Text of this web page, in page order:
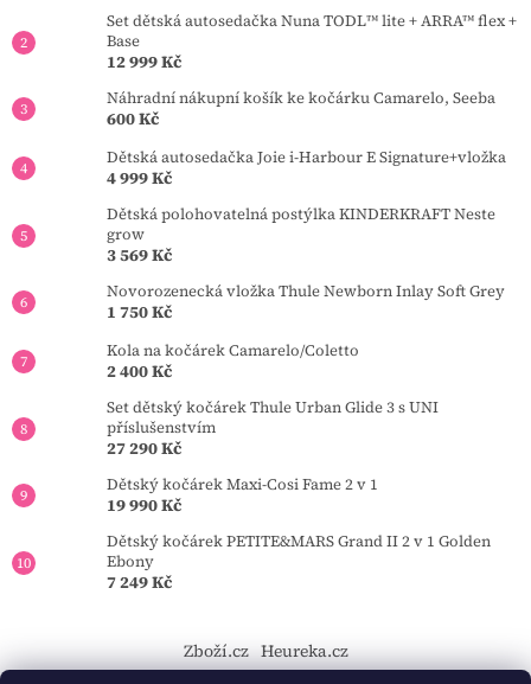
p
u
Set dětská autosedačka Nuna TODL™ lite + ARRA™ flex +
Base
12 999 Kč
Náhradní nákupní košík ke kočárku Camarelo, Seeba
600 Kč
Dětská autosedačka Joie i-Harbour E Signature+vložka
4 999 Kč
Dětská polohovatelná postýlka KINDERKRAFT Neste
grow
3 569 Kč
Novorozenecká vložka Thule Newborn Inlay Soft Grey
1 750 Kč
Kola na kočárek Camarelo/Coletto
2 400 Kč
Set dětský kočárek Thule Urban Glide 3 s UNI
příslušenstvím
27 290 Kč
Dětský kočárek Maxi-Cosi Fame 2 v 1
19 990 Kč
Dětský kočárek PETITE&MARS Grand II 2 v 1 Golden
Ebony
7 249 Kč
Zboží.cz Heureka.cz